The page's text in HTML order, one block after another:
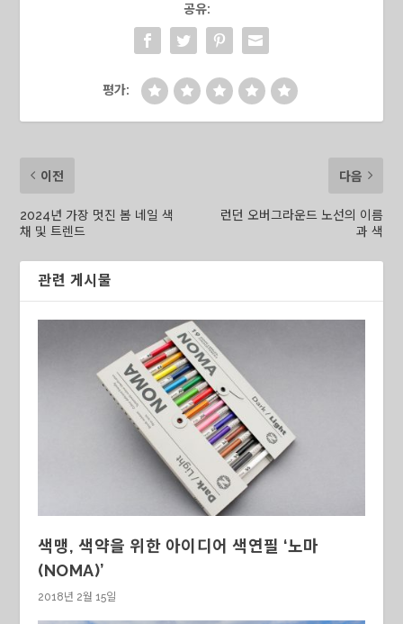
공유:
평가:
이전
2024년 가장 멋진 봄 네일 색
채 및 트렌드
다음
런던 오버그라운드 노선의 이름
과 색
관련 게시물
색맹, 색약을 위한 아이디어 색연필 ‘노마
(NOMA)’
2018년 2월 15일